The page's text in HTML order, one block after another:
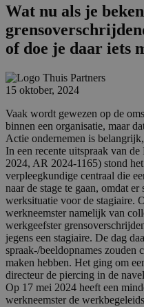
Wat nu als je
of doe je daar iets
15 oktober, 2024
Vaak wordt gewezen op de
binnen een organisatie, maar
Actie ondernemen is
In een recente uitspraak van
2024, AR 2024-1165) stond
verpleegkundige centraal die
naar de stage te gaan, omdat
werksituatie voor de stagiaire.
werkneemster namelijk van
werkgeefster
jegens een stagiaire. De dag
spraak-/beeldopnames
maken hebben. Het ging om
directeur de piercing in de
Op 17 mei 2024 heeft een
werkneemster de